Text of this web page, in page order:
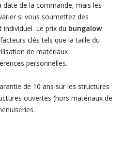
de la commande, mais les
si vous soumettez des
Le prix du bungalow
clés tels que la taille du
de matériaux
personnelles.
de 10 ans sur les structures
ouvertes (hors matériaux de